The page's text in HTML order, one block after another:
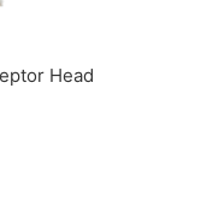
Head